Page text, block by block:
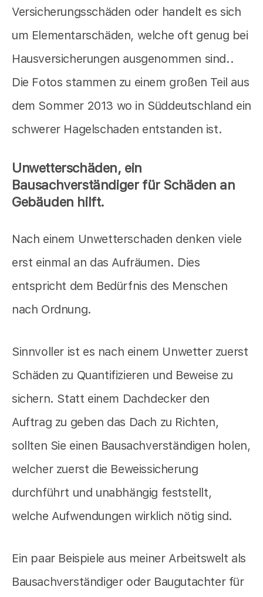
Versicherungsschäden oder handelt es sich
um Elementarschäden, welche oft genug bei
Hausversicherungen ausgenommen sind..
Die Fotos stammen zu einem großen Teil aus
dem Sommer 2013 wo in Süddeutschland ein
schwerer Hagelschaden entstanden ist.
Unwetterschäden, ein
Bausachverständiger für Schäden an
Gebäuden hilft.
Nach einem Unwetterschaden denken viele
erst einmal an das Aufräumen. Dies
entspricht dem Bedürfnis des Menschen
nach Ordnung.
Sinnvoller ist es nach einem Unwetter zuerst
Schäden zu Quantifizieren und Beweise zu
sichern. Statt einem Dachdecker den
Auftrag zu geben das Dach zu Richten,
sollten Sie einen Bausachverständigen holen,
welcher zuerst die Beweissicherung
durchführt und unabhängig feststellt,
welche Aufwendungen wirklich nötig sind.
Ein paar Beispiele aus meiner Arbeitswelt als
Bausachverständiger oder Baugutachter für